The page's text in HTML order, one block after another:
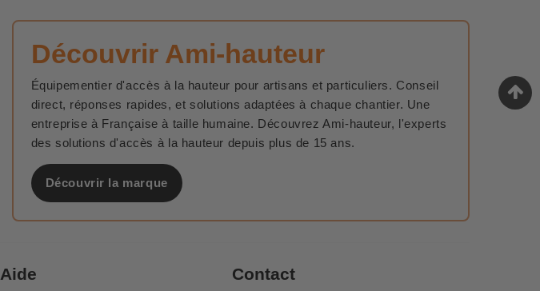
Découvrir Ami-hauteur
Équipementier d'accès à la hauteur pour artisans et particuliers. Conseil
direct, réponses rapides, et solutions adaptées à chaque chantier. Une
entreprise à Française à taille humaine. Découvrez Ami-hauteur, l'experts
des solutions d'accès à la hauteur depuis plus de 15 ans.
Découvrir la marque
Aide Contact